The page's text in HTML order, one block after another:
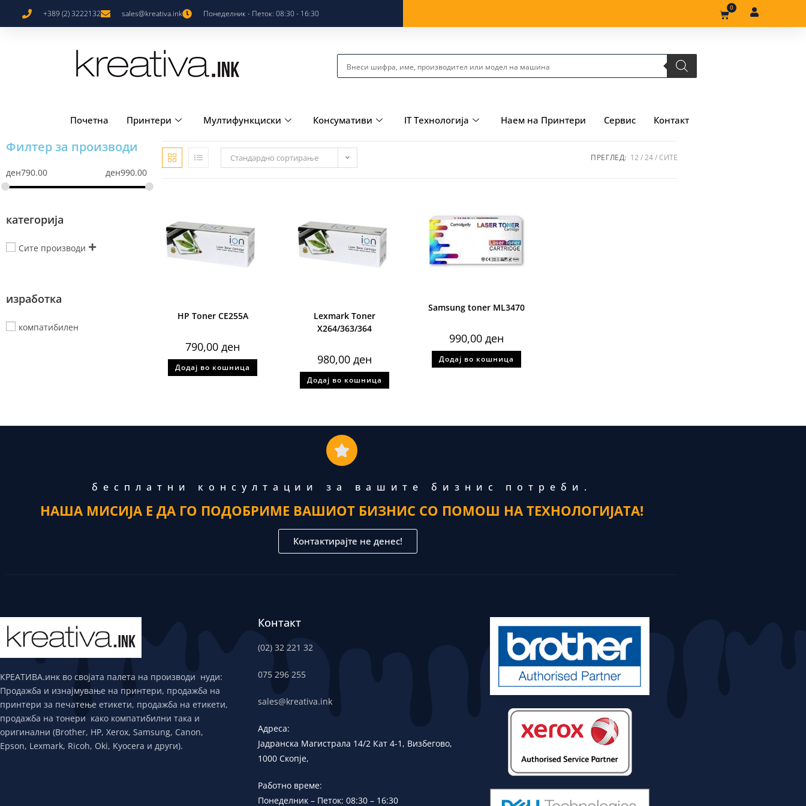
+389 (2) 3222132 sales@kreativa.ink Понеделник - Петок: 08:30 - 16:30
0
Почетна Принтери Мултифункциски Консумативи IT Технологија Наем на Принтери Сервис Контакт
Филтер за производи
ден790.00 ден990.00
категорија
Сите производи
изработка
компатибилен
Стандардно сортирање ПРЕГЛЕД: 12 24 СИТЕ
HP Toner CE255A
790,00ден
Додај во кошница
Lexmark Toner
X264/363/364
980,00ден
Додај во кошница
Samsung toner ML3470
990,00ден
Додај во кошница
бесплатни консултации за вашите бизнис потреби.
НАША МИСИЈА Е ДА ГО ПОДОБРИМЕ ВАШИОТ БИЗНИС СО ПОМОШ НА ТЕХНОЛОГИЈАТА!
Контактирајте не денес!
КРЕАТИВА.инк во својата палета на производи нуди:
Продажба и изнајмување на принтери, продажба на
принтери за печатење етикети, продажба на етикети,
продажба на тонери како компатибилни така и
оригинални (Brother, HP, Xerox, Samsung, Canon,
Epson, Lexmark, Ricoh, Oki, Kyocera и други).
Контакт
(02) 32 221 32
075 296 255
sales@kreativa.ink
Адреса:
Јадранска Магистрала 14/2 Кат 4-1, Визбегово,
1000 Скопје,
Работно време:
Понеделник – Петок: 08:30 – 16:30